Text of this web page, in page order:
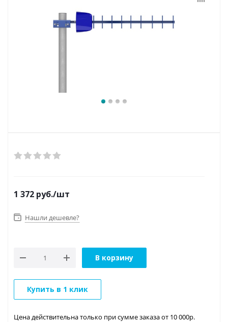
1 372 руб./шт
Нашли дешевле?
В корзину
Купить в 1 клик
Цена действительна только при сумме заказа от 10 000р.